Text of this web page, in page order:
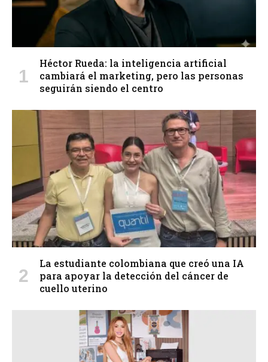
Héctor Rueda: la inteligencia artificial
cambiará el marketing, pero las personas
seguirán siendo el centro
La estudiante colombiana que creó una IA
para apoyar la detección del cáncer de
cuello uterino